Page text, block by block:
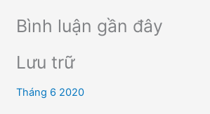
Bình luận gần đây
Lưu trữ
Tháng 6 2020